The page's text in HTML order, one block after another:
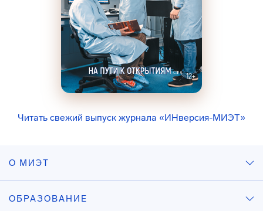
Читать свежий выпуск журнала «ИНверсия-МИЭТ»
О МИЭТ
ОБРАЗОВАНИЕ